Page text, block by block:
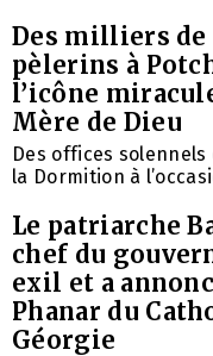
Des milliers de
pèlerins à
l’icône
Mère de Dieu
Des offices
la Dormition à
Le patriarche
chef du
exil et a
Phanar du
Géorgie